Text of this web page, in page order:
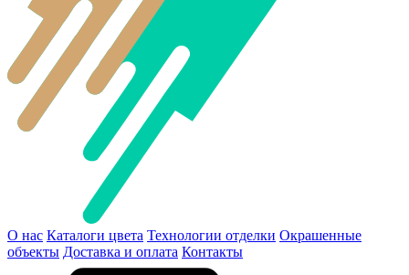
О нас Каталоги цвета Технологии отделки Окрашенные
объекты Доставка и оплата Контакты